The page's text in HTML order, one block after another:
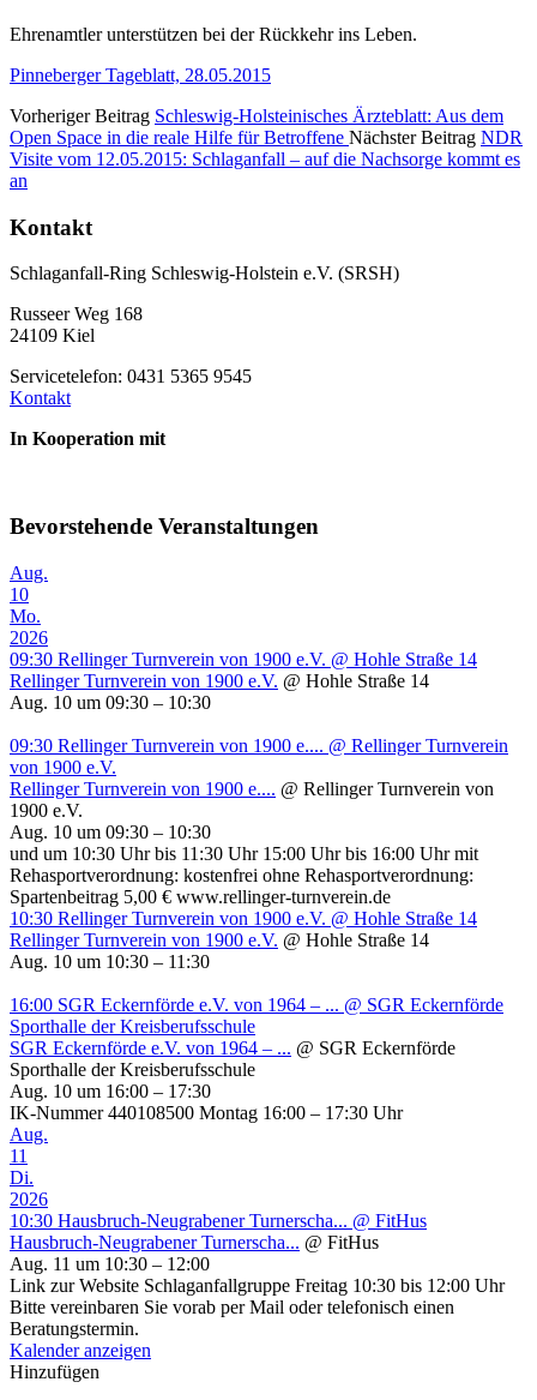
Ehrenamtler unterstützen bei der Rückkehr ins Leben.
Pinneberger Tageblatt, 28.05.2015
Vorheriger Beitrag Schleswig-Holsteinisches Ärzteblatt: Aus dem
Open Space in die reale Hilfe für Betroffene Nächster Beitrag NDR
Visite vom 12.05.2015: Schlaganfall – auf die Nachsorge kommt es
an
Kontakt
Schlaganfall-Ring Schleswig-Holstein e.V. (SRSH)
Russeer Weg 168
24109 Kiel
Servicetelefon: 0431 5365 9545
Kontakt
In Kooperation mit
Bevorstehende Veranstaltungen
Aug.
10
Mo.
2026
09:30 Rellinger Turnverein von 1900 e.V. @ Hohle Straße 14
Rellinger Turnverein von 1900 e.V. @ Hohle Straße 14
Aug. 10 um 09:30 – 10:30
09:30 Rellinger Turnverein von 1900 e.... @ Rellinger Turnverein
von 1900 e.V.
Rellinger Turnverein von 1900 e.... @ Rellinger Turnverein von
1900 e.V.
Aug. 10 um 09:30 – 10:30
und um 10:30 Uhr bis 11:30 Uhr 15:00 Uhr bis 16:00 Uhr mit
Rehasportverordnung: kostenfrei ohne Rehasportverordnung:
Spartenbeitrag 5,00 € www.rellinger-turnverein.de
10:30 Rellinger Turnverein von 1900 e.V. @ Hohle Straße 14
Rellinger Turnverein von 1900 e.V. @ Hohle Straße 14
Aug. 10 um 10:30 – 11:30
16:00 SGR Eckernförde e.V. von 1964 – ... @ SGR Eckernförde
Sporthalle der Kreisberufsschule
SGR Eckernförde e.V. von 1964 – ... @ SGR Eckernförde
Sporthalle der Kreisberufsschule
Aug. 10 um 16:00 – 17:30
IK-Nummer 440108500 Montag 16:00 – 17:30 Uhr
Aug.
11
Di.
2026
10:30 Hausbruch-Neugrabener Turnerscha... @ FitHus
Hausbruch-Neugrabener Turnerscha... @ FitHus
Aug. 11 um 10:30 – 12:00
Link zur Website Schlaganfallgruppe Freitag 10:30 bis 12:00 Uhr
Bitte vereinbaren Sie vorab per Mail oder telefonisch einen
Beratungstermin.
Kalender anzeigen
Hinzufügen